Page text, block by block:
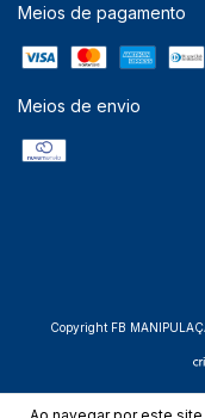
Meios de pagamento
Meios de envio
Copyright FB